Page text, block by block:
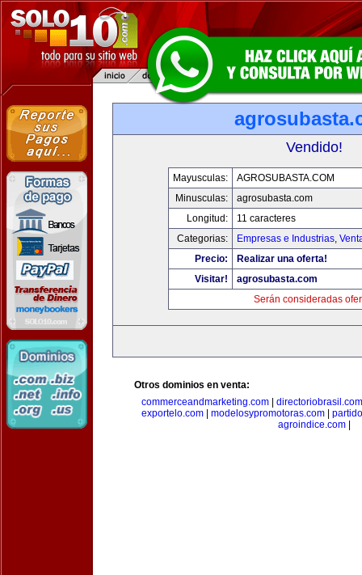
Vendido!
Mayusculas:
AGROSUBASTA.COM
Minusculas:
agrosubasta.com
Longitud:
11 caracteres
Categorias:
Empresas e Industrias,
Precio:
Realizar una oferta!
Visitar!
agrosubasta.com
Serán consideradas
Otros dominios en venta:
commerceandmarketing.com| directoriobrasil.com
exportelo.com
modelosypromotoras.com
agroindice.com